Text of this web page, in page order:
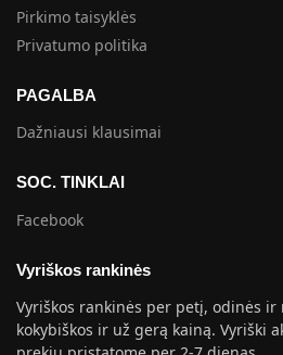
Pirkimo taisyklės
Privatumo politika
PAGALBA
Dažniausi klausimai
SOC. TINKLAI
Facebook
Vyriškos rankinės
Vyriškos rankinės per petį, odinės
kokybiškos ir už gerą kainą. Vyriški